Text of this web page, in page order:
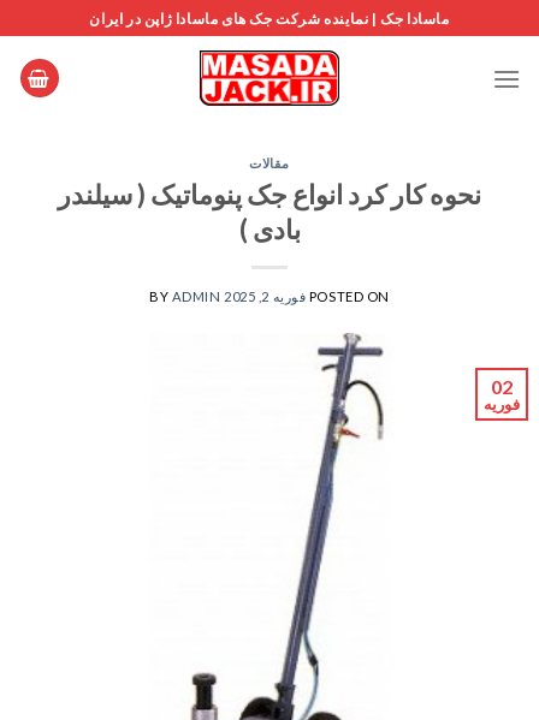
to
content
ماسادا جک | نماینده شرکت جک های ماسادا ژاپن در ایران
مقالات
نحوه کار کرد انواع جک پنوماتیک ( سیلندر
بادی )
POSTED ON فوریه 2, 2025 BY ADMIN
02
فوریه